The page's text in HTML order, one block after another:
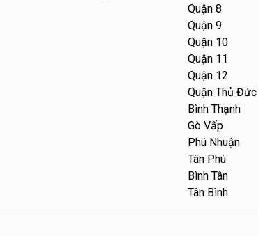
Quận 8
Quận 9
Quận 10
Quận 11
Quận 12
Quận Thủ Đức
Bình Thạnh
Gò Vấp
Phú Nhuận
Tân Phú
Bình Tân
Tân Bình